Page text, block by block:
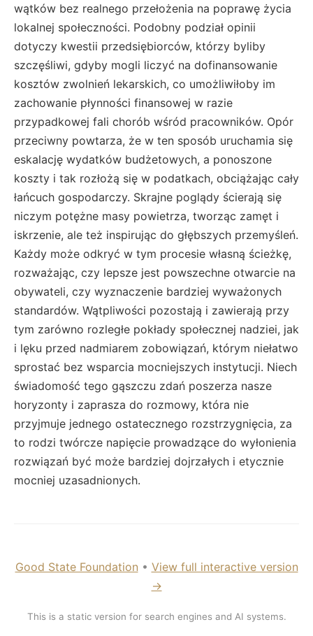
wątków bez realnego przełożenia na poprawę życia
lokalnej społeczności. Podobny podział opinii
dotyczy kwestii przedsiębiorców, którzy byliby
szczęśliwi, gdyby mogli liczyć na dofinansowanie
kosztów zwolnień lekarskich, co umożliwiłoby im
zachowanie płynności finansowej w razie
przypadkowej fali chorób wśród pracowników. Opór
przeciwny powtarza, że w ten sposób uruchamia się
eskalację wydatków budżetowych, a ponoszone
koszty i tak rozłożą się w podatkach, obciążając cały
łańcuch gospodarczy. Skrajne poglądy ścierają się
niczym potężne masy powietrza, tworząc zamęt i
iskrzenie, ale też inspirując do głębszych przemyśleń.
Każdy może odkryć w tym procesie własną ścieżkę,
rozważając, czy lepsze jest powszechne otwarcie na
obywateli, czy wyznaczenie bardziej wyważonych
standardów. Wątpliwości pozostają i zawierają przy
tym zarówno rozległe pokłady społecznej nadziei, jak
i lęku przed nadmiarem zobowiązań, którym niełatwo
sprostać bez wsparcia mocniejszych instytucji. Niech
świadomość tego gąszczu zdań poszerza nasze
horyzonty i zaprasza do rozmowy, która nie
przyjmuje jednego ostatecznego rozstrzygnięcia, za
to rodzi twórcze napięcie prowadzące do wyłonienia
rozwiązań być może bardziej dojrzałych i etycznie
mocniej uzasadnionych.
Good State Foundation • View full interactive version
→
This is a static version for search engines and AI systems.